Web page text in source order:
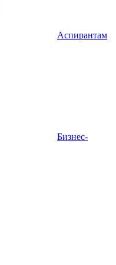
Аспирантам
Бизнес-